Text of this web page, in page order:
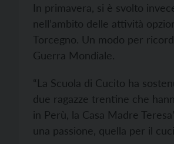
In primavera, si è svolto
nell’ambito delle attività
Torcegno. Un modo per
Guerra Mondiale.
“La Scuola di Cucito ha
due ragazze trentine che
in Perù, la Casa Madre
una passione, quella per il